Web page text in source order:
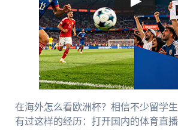
在海外怎么看欧洲杯？相信不少留学
有过这样的经历：打开国内的体育直